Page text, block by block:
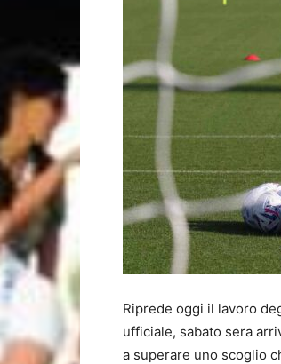
Riprede oggi il lavoro
ufficiale, sabato sera
a superare uno scoglio